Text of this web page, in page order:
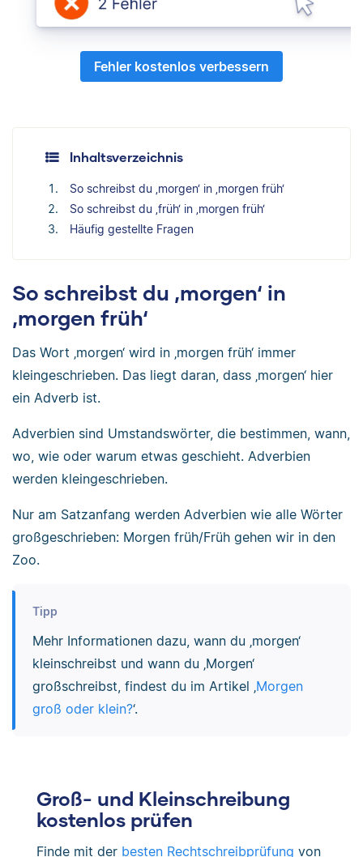
Fehler kostenlos verbessern
Inhaltsverzeichnis
So schreibst du ‚morgen‘ in ‚morgen früh‘
So schreibst du ‚früh‘ in ‚morgen früh‘
Häufig gestellte Fragen
So schreibst du ‚morgen‘ in
‚morgen früh‘
Das Wort ‚morgen‘ wird in ‚morgen früh‘ immer
kleingeschrieben. Das liegt daran, dass ‚morgen‘ hier
ein Adverb ist.
Adverbien sind Umstandswörter, die bestimmen, wann,
wo, wie oder warum etwas geschieht. Adverbien
werden kleingeschrieben.
Nur am Satzanfang werden Adverbien wie alle Wörter
großgeschrieben: Morgen früh/Früh gehen wir in den
Zoo.
Tipp
Mehr Informationen dazu, wann du ‚morgen‘
kleinschreibst und wann du ‚Morgen‘
großschreibst, findest du im Artikel ‚ Morgen
groß oder klein?‘.
Groß- und Kleinschreibung
kostenlos prüfen
Finde mit der besten Rechtschreibprüfung von